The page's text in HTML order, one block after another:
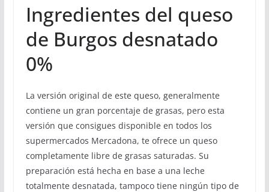
Ingredientes del queso
de Burgos desnatado
0%
La versión original de este queso, generalmente
contiene un gran porcentaje de grasas, pero esta
versión que consigues disponible en todos los
supermercados Mercadona, te ofrece un queso
completamente libre de grasas saturadas. Su
preparación está hecha en base a una leche
totalmente desnatada, tampoco tiene ningún tipo de